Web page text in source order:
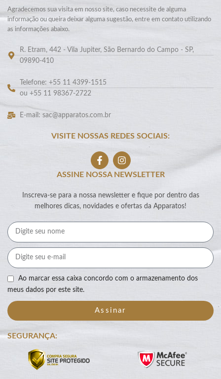
Agradecemos sua visita em nosso site, caso necessite de alguma
informação ou queira deixar alguma sugestão, entre em contato utilizando
as informações abaixo.
R. Etram, 442 - Vila Jupiter, São Bernardo do Campo - SP,
09890-410
Telefone: +55 11 4399-1515
ou +55 11 98367-2722
E-mail: sac@apparatos.com.br
VISITE NOSSAS REDES SOCIAIS:
ASSINE NOSSA NEWSLETTER
Inscreva-se para a nossa newsletter e fique por dentro das
melhores dicas, novidades e ofertas da Apparatos!
Ao marcar essa caixa concordo com o armazenamento dos
meus dados por este site.
Assinar
SEGURANÇA: